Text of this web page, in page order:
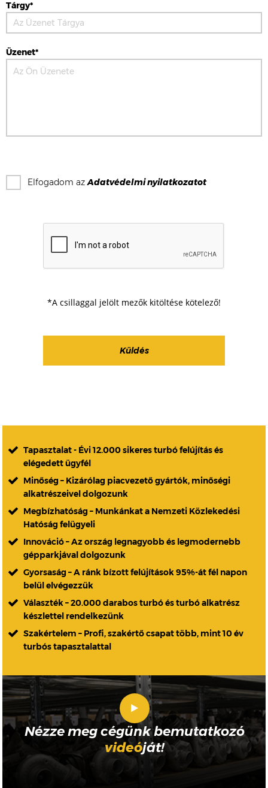
Tárgy*
Üzenet*
Elfogadom azAdatvédelmi nyilatkozatot
*A csillaggal jelölt mezők kitöltése kötelező!
Tapasztalat - Évi 12.000 sikeres turbó felújítás és
elégedett ügyfél
Minőség – Kizárólag piacvezető gyártók, minőségi
alkatrészeivel dolgozunk
Megbízhatóság – Munkánkat a Nemzeti Közlekedési
Hatóság felügyeli
Innováció – Az ország legnagyobb és legmodernebb
gépparkjával dolgozunk
Gyorsaság – A ránk bízott felújítások 95%-át fél napon
belül elvégezzük
Választék – 20.000 darabos turbó és turbó alkatrész
készlettel rendelkezünk
Szakértelem – Profi, szakértő csapat több, mint 10 év
turbós tapasztalattal
Nézze meg cégünk bemutatkozó
videóját!